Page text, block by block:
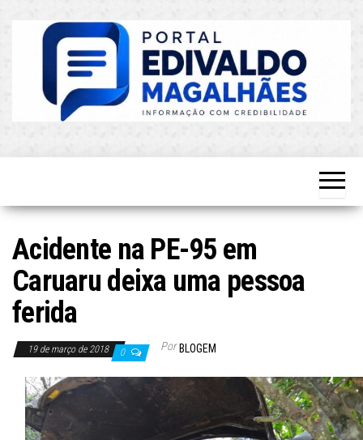
Atualizado!
Acidente na PE-95 em
Caruaru deixa uma pessoa
ferida
19 de março de 2018 0 Por BLOGEM